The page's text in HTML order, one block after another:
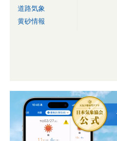
道路気象
黄砂情報